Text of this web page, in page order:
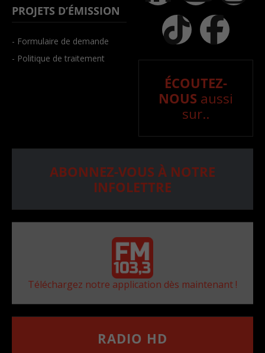
PROJETS D’ÉMISSION
- Formulaire de demande
- Politique de traitement
ÉCOUTEZ-
NOUS aussi
sur..
ABONNEZ-VOUS À NOTRE
INFOLETTRE
Téléchargez notre application dès maintenant !
RADIO HD